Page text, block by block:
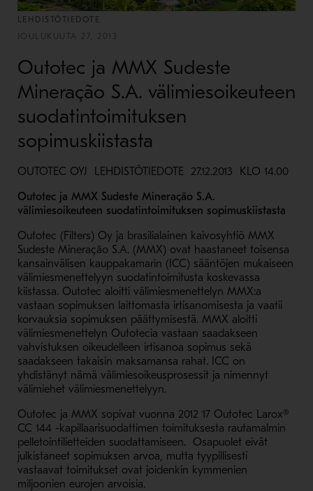
LEHDISTÖTIEDOTE
JOULUKUUTA 27, 2013
Outotec ja MMX Sudeste
Mineração S.A. välimiesoikeuteen
suodatintoimituksen
sopimuskiistasta
OUTOTEC OYJ LEHDISTÖTIEDOTE 27.12.2013 KLO 14.00
Outotec ja MMX Sudeste Mineração S.A.
välimiesoikeuteen suodatintoimituksen sopimuskiistasta
Outotec (Filters) Oy ja brasilialainen kaivosyhtiö MMX
Sudeste Mineração S.A. (MMX) ovat haastaneet toisensa
kansainvälisen kauppakamarin (ICC) sääntöjen mukaiseen
välimiesmenettelyyn suodatintoimitusta koskevassa
kiistassa. Outotec aloitti välimiesmenettelyn MMX:a
vastaan sopimuksen laittomasta irtisanomisesta ja vaatii
korvauksia sopimuksen päättymisestä. MMX aloitti
välimiesmenettelyn Outotecia vastaan saadakseen
vahvistuksen oikeudelleen irtisanoa sopimus sekä
saadakseen takaisin maksamansa rahat. ICC on
yhdistänyt nämä välimiesoikeusprosessit ja nimennyt
välimiehet välimiesmenettelyyn.
Outotec ja MMX sopivat vuonna 2012 17 Outotec Larox®
CC 144 -kapillaarisuodattimen toimituksesta rautamalmin
pelletointilietteiden suodattamiseen. Osapuolet eivät
julkistaneet sopimuksen arvoa, mutta tyypillisesti
vastaavat toimitukset ovat joidenkin kymmenien
miljoonien eurojen arvoisia.